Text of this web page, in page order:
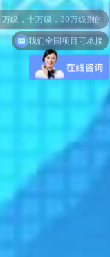
我们全国项目可承接